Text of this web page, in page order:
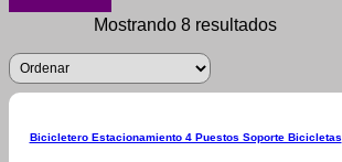
Mostrando 8 resultados
Bicicletero Estacionamiento 4 Puestos Soporte Bicicletas